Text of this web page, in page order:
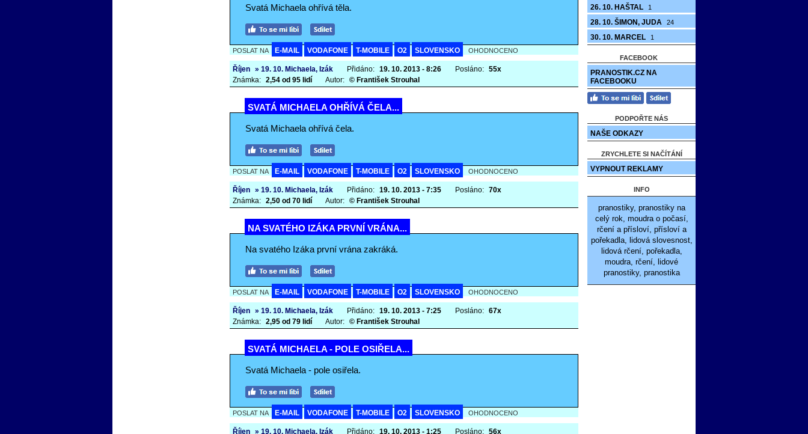
Svatá Michaela ohřívá těla.
POSLAT NA E-MAIL VODAFONE T-MOBILE O2 SLOVENSKO OHODNOCENO
Říjen » 19. 10. Michaela, Izák Přidáno: 19. 10. 2013 - 8:26 Posláno: 55x
Známka: 2,54 od 95 lidí Autor: © František Strouhal
SVATÁ MICHAELA OHŘÍVÁ ČELA...
Svatá Michaela ohřívá čela.
POSLAT NA E-MAIL VODAFONE T-MOBILE O2 SLOVENSKO OHODNOCENO
Říjen » 19. 10. Michaela, Izák Přidáno: 19. 10. 2013 - 7:35 Posláno: 70x
Známka: 2,50 od 70 lidí Autor: © František Strouhal
NA SVATÉHO IZÁKA PRVNÍ VRÁNA...
Na svatého Izáka první vrána zakráká.
POSLAT NA E-MAIL VODAFONE T-MOBILE O2 SLOVENSKO OHODNOCENO
Říjen » 19. 10. Michaela, Izák Přidáno: 19. 10. 2013 - 7:25 Posláno: 67x
Známka: 2,95 od 79 lidí Autor: © František Strouhal
SVATÁ MICHAELA - POLE OSIŘELA...
Svatá Michaela - pole osiřela.
POSLAT NA E-MAIL VODAFONE T-MOBILE O2 SLOVENSKO OHODNOCENO
Říjen » 19. 10. Michaela, Izák Přidáno: 19. 10. 2013 - 1:25 Posláno: 56x
26. 10. HAŠTAL 1
28. 10. ŠIMON, JUDA 24
30. 10. MARCEL 1
FACEBOOK
PRANOSTIK.CZ NA
FACEBOOKU
PODPOŘTE NÁS
NAŠE ODKAZY
ZRYCHLETE SI NAČÍTÁNÍ
VYPNOUT REKLAMY
INFO
pranostiky, pranostiky na
celý rok, moudra o počasí,
rčení a přísloví, přísloví a
pořekadla, lidová slovesnost,
lidová rčení, pořekadla,
moudra, rčení, lidové
pranostiky, pranostika